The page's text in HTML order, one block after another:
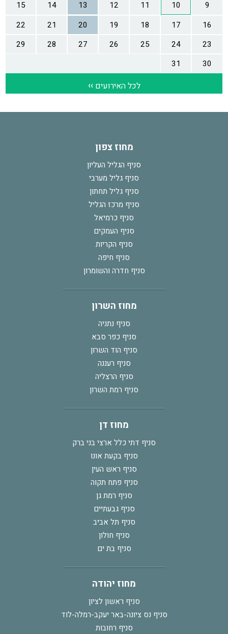
מחוז צפון
סניף הגליל העליון
סניף גליל מערבי
סניף גליל תחתון
סניף מרכז הגליל
סניף כרמיאל
סניף העמקים
סניף הקריות
סניף חיפה
סניף חדרה והשומרון
מחוז השרון
סניף נתניה
סניף כפר סבא
סניף הוד השרון
סניף רעננה
סניף הרצליה
סניף רמת השרון
מחוז דן
סניף דתי כלל ארצי בני ברק
סניף בקעת אונו
סניף ראש העין
סניף פתח תקוה
סניף רמת גן
סניף גבעתיים
סניף תל אביב
סניף חולון
סניף בת ים
מחוז יהודה
סניף ראשון לציון
סניף נס ציונה-באר יעקב-רמלה-לוד
סניף רחובות